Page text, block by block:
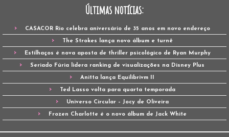
Últimas notícias:
CASACOR Rio celebra aniversário de 35 anos em novo endereço
The Strokes lança novo álbum e turnê
Estilhaços é nova aposta de thriller psicológico de Ryan Murphy
Seriado Fúria lidera ranking de visualizações na Disney Plus
Anitta lança Equilibrivm II
Ted Lasso volta para quarta temporada
Universo Circular – Jocy de Oliveira
Frozen Charlotte é o novo álbum de Jack White